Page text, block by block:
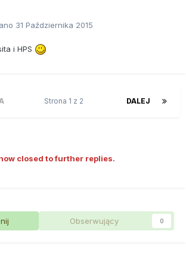
31 Października 2015
i HPS
DALEJ
Strona 1 z 2
closed to further replies.
Obserwujący 0